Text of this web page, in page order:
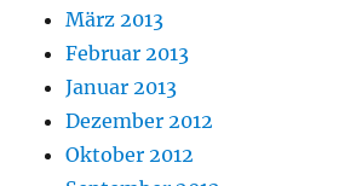
März 2013
Februar 2013
Januar 2013
Dezember 2012
Oktober 2012